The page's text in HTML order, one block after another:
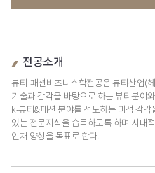
전공소개
뷰티·패션비즈니스학전공은 뷰티산업(
기술과 감각을 바탕으로 하는 뷰티분야
k-뷰티&패션 분야를 선도하는 미적 감
있는 전문지식을 습득하도록 하며 시대
인재 양성을 목표로 한다.